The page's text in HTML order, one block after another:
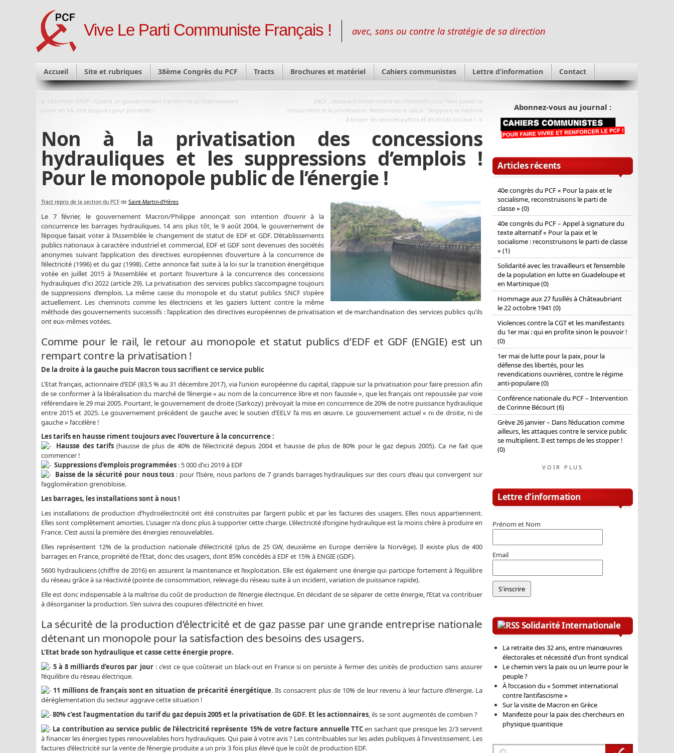
Vive Le Parti Communiste Français ! avec, sans ou contre la stratégie de sa direction
Accueil Site et rubriques 38ème Congrès du PCF Tracts Brochures et matériel Cahiers communistes Lettre d’information Contact
« L’exemple d’ADP : Quand un gouvernement transforme un établissement
public en SA, c’est toujours pour privatiser !
SNCF : attaque frontale contre les cheminots pour faire passer la
concurrence et la privatisation. Retournons le calcul : Stoppons la machine
à broyer les services publics et les droits sociaux ! »
Non à la privatisation des concessions
hydrauliques et les suppressions d’emplois !
Pour le monopole public de l’énergie !
Tract repris de la section du PCFde Saint-Martin-d’Hères
Le 7 février, le gouvernement Macron/Philippe annonçait son intention d’ouvrir à la
concurrence les barrages hydrauliques. 14 ans plus tôt, le 9 août 2004, le gouvernement de
l’époque faisait voter à l’Assemblée le changement de statut de EDF et GDF. D’établissements
publics nationaux à caractère industriel et commercial, EDF et GDF sont devenues des sociétés
anonymes suivant l’application des directives européennes d’ouverture à la concurrence de
l’électricité (1996) et du gaz (1998). Cette annonce fait suite à la loi sur la transition énergétique
votée en juillet 2015 à l’Assemblée et portant l’ouverture à la concurrence des concessions
hydrauliques d’ici 2022 (article 29). La privatisation des services publics s’accompagne toujours
de suppressions d’emplois. La même casse du monopole et du statut publics SNCF s’opère
actuellement. Les cheminots comme les électriciens et les gaziers luttent contre la même
méthode des gouvernements successifs : l’application des directives européennes de privatisation et de marchandisation des services publics qu’ils
ont eux-mêmes votées.
Comme pour le rail, le retour au monopole et statut publics d’EDF et GDF (ENGIE) est un
rempart contre la privatisation !
De la droite à la gauche puis Macron tous sacrifient ce service public
L’Etat français, actionnaire d’EDF (83,5 % au 31 décembre 2017), via l’union européenne du capital, s’appuie sur la privatisation pour faire pression afin
de se conformer à la libéralisation du marché de l’énergie « au nom de la concurrence libre et non faussée », que les français ont repoussée par voie
référendaire le 29 mai 2005. Pourtant, le gouvernement de droite (Sarkozy) prévoyait la mise en concurrence de 20% de notre puissance hydraulique
entre 2015 et 2025. Le gouvernement précédent de gauche avec le soutien d’EELV l’a mis en œuvre. Le gouvernement actuel « ni de droite, ni de
gauche » l’accélère !
Les tarifs en hausse riment toujours avec l’ouverture à la concurrence :
Hausse des tarifs(hausse de plus de 40% de l’électricité depuis 2004 et hausse de plus de 80% pour le gaz depuis 2005). Ca ne fait que
commencer !
Suppressions d’emplois programmées : 5 000 d’ici 2019 à EDF
Baisse de la sécurité pour nous tous : pour l’Isère, nous parlons de 7 grands barrages hydrauliques sur des cours d’eau qui convergent sur
l’agglomération grenobloise.
Les barrages, les installations sont à nous !
Les installations de production d’hydroélectricité ont été construites par l’argent public et par les factures des usagers. Elles nous appartiennent.
Elles sont complètement amorties. L’usager n’a donc plus à supporter cette charge. L’électricité d’origine hydraulique est la moins chère à produire en
France. C’est aussi la première des énergies renouvelables.
Elles représentent 12% de la production nationale d’électricité (plus de 25 GW, deuxième en Europe derrière la Norvège). Il existe plus de 400
barrages en France, propriété de l’Etat, donc des usagers, dont 85% concédés à EDF et 15% à ENGIE (GDF).
5600 hydrauliciens (chiffre de 2016) en assurent la maintenance et l’exploitation. Elle est également une énergie qui participe fortement à l’équilibre
du réseau grâce à sa réactivité (pointe de consommation, relevage du réseau suite à un incident, variation de puissance rapide).
Elle est donc indispensable à la maîtrise du coût de production de l’énergie électrique. En décidant de se séparer de cette énergie, l’Etat va contribuer
à désorganiser la production. S’en suivra des coupures d’électricité en hiver.
La sécurité de la production d’électricité et de gaz passe par une grande entreprise nationale
détenant un monopole pour la satisfaction des besoins des usagers.
L’Etat brade son hydraulique et casse cette énergie propre.
5 à 8 milliards d’euros par jour: c’est ce que coûterait un black-out en France si on persiste à fermer des unités de production sans assurer
l’équilibre du réseau électrique.
11 millions de français sont en situation de précarité énergétique. Ils consacrent plus de 10% de leur revenu à leur facture d’énergie. La
déréglementation du secteur aggrave cette situation !
80% c’est l’augmentation du tarif du gaz depuis 2005 et la privatisation de GDF. Et les actionnaires, ils se sont augmentés de combien ?
La contribution au service public de l’électricité représente 15% de votre facture annuelle TTCen sachant que presque les 2/3 servent
à financer les énergies types renouvelables hors hydrauliques. Qui paie à votre avis ? Les contribuables sur les aides publiques à l’investissement. Les
factures d’électricité sur la vente de l’énergie produite a un prix 3 fois plus élevé que le coût de production EDF.
Abonnez-vous au journal :
Articles récents
40e congrès du PCF « Pour la paix et le
socialisme, reconstruisons le parti de
classe » (0)
40e congrès du PCF – Appel à signature du
texte alternatif « Pour la paix et le
socialisme : reconstruisons le parti de classe
» (1)
Solidarité avec les travailleurs et l’ensemble
de la population en lutte en Guadeloupe et
en Martinique (0)
Hommage aux 27 fusillés à Châteaubriant
le 22 octobre 1941 (0)
Violences contre la CGT et les manifestants
du 1er mai : qui en profite sinon le pouvoir !
(0)
1er mai de lutte pour la paix, pour la
défense des libertés, pour les
revendications ouvrières, contre le régime
anti-populaire (0)
Conférence nationale du PCF – Intervention
de Corinne Bécourt (6)
Grève 26 janvier – Dans l’éducation comme
ailleurs, les attaques contre le service public
se multiplient. Il est temps de les stopper !
(0)
VOIR PLUS
Lettre d’information
Prénom et Nom
Email
Solidarité Internationale
La retraite des 32 ans, entre manœuvres
électorales et nécessité d’un front syndical
Le chemin vers la paix ou un leurre pour le
peuple ?
À l’occasion du « Sommet international
contre l’antifascisme »
Sur la visite de Macron en Grèce
Manifeste pour la paix des chercheurs en
physique quantique